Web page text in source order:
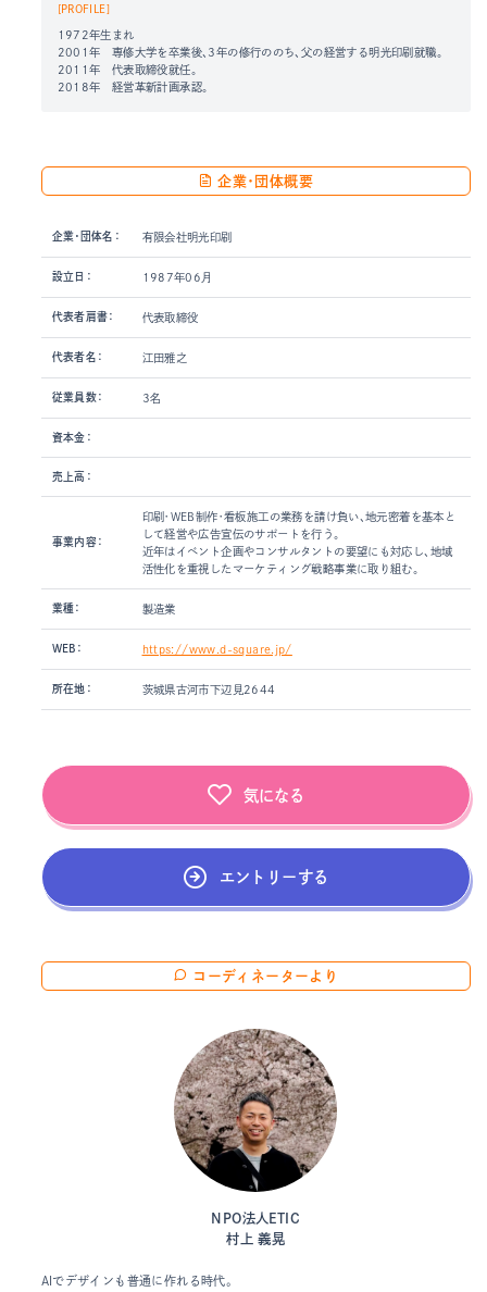
[PROFILE]
1972年生まれ
2001年 専修大学を卒業後、3年の修行ののち、父の経営する明光印刷就職。
2011年 代表取締役就任。
2018年 経営革新計画承認。
企業・団体概要
企業・団体名： 有限会社明光印刷
設立日： 1987年06月
代表者肩書： 代表取締役
代表者名： 江田雅之
従業員数： 3名
資本金：
売上高：
事業内容：
印刷・WEB制作・看板施工の業務を請け負い、地元密着を基本と
して経営や広告宣伝のサポートを行う。
近年はイベント企画やコンサルタントの要望にも対応し、地域
活性化を重視したマーケティング戦略事業に取り組む。
業種： 製造業
WEB： https://www.d-square.jp/
所在地： 茨城県古河市下辺見2644
気になる
エントリーする
コーディネーターより
NPO法人ETIC
村上 義晃
AIでデザインも普通に作れる時代。